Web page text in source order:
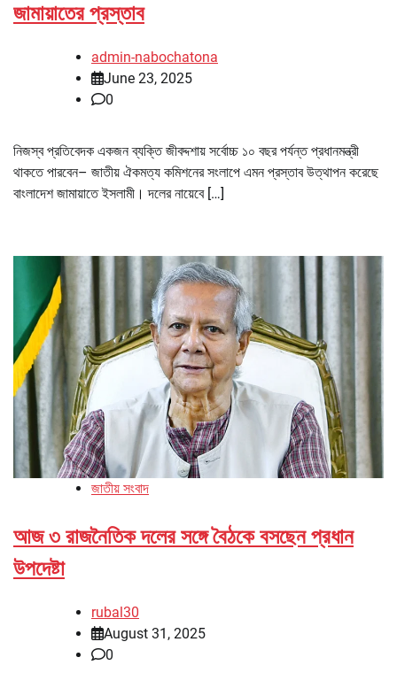
জামায়াতের প্রস্তাব
admin-nabochatona
June 23, 2025
0
নিজস্ব প্রতিবেদক একজন ব্যক্তি জীবদ্দশায় সর্বোচ্চ ১০ বছর পর্যন্ত প্রধানমন্ত্রী
থাকতে পারবেন– জাতীয় ঐকমত্য কমিশনের সংলাপে এমন প্রস্তাব উত্থাপন করেছে
বাংলাদেশ জামায়াতে ইসলামী। দলের নায়েবে […]
জাতীয় সংবাদ
আজ ৩ রাজনৈতিক দলের সঙ্গে বৈঠকে বসছেন প্রধান
উপদেষ্টা
rubal30
August 31, 2025
0